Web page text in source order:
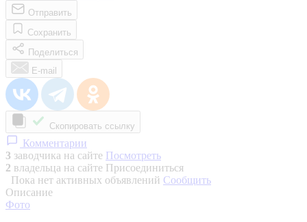
Отправить
Сохранить
Поделиться
E-mail
Скопировать ссылку
Комментарии
3 заводчика на сайте Посмотреть
2 владельца на сайте Присоединиться
Пока нет активных объявлений Сообщить
Описание
Фото